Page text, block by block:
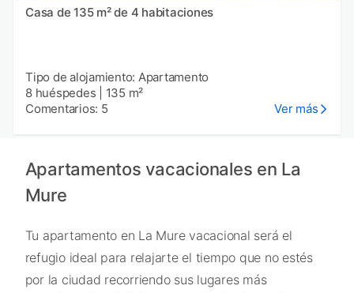
Casa de 135 m² de 4 habitaciones
Tipo de alojamiento: Apartamento
8 huéspedes
135 m²
Comentarios: 5
Ver más
Apartamentos vacacionales en La
Mure
Tu apartamento en La Mure vacacional será el
refugio ideal para relajarte el tiempo que no estés
por la ciudad recorriendo sus lugares más